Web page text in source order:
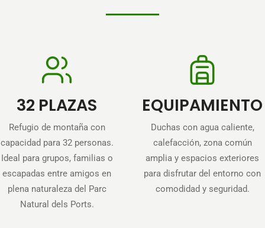
32 PLAZAS
Refugio de montaña con
capacidad para 32 personas.
Ideal para grupos, familias o
escapadas entre amigos en
plena naturaleza del Parc
Natural dels Ports.
EQUIPAMIENTO
Duchas con agua caliente,
calefacción, zona común
amplia y espacios exteriores
para disfrutar del entorno con
comodidad y seguridad.